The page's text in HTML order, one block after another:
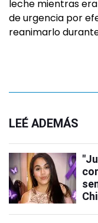
leche mientras
de urgencia por
reanimarlo
LEÉ ADEMÁS